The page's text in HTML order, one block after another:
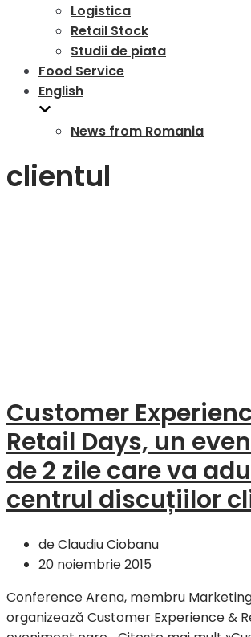
Logistica
Retail Stock
Studii de piata
Food Service
English
News from Romania
clientul
Customer
Retail Days, un
de 2 zile care va
centrul discuțiilor
deClaudiu Ciobanu
20 noiembrie 2015
Conference Arena, membru
organizează Customer Experience &